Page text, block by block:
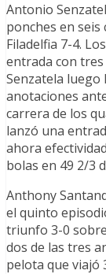
Antonio
ponches en
Filadelfia 7-4.
entrada con tres
Senzatela
anotaciones
carrera de los
lanzó una
ahora
bolas en 49 2/3
Anthony
el quinto
triunfo 3-0
dos de las tres
pelota que viajó